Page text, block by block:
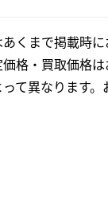
あくまで掲載時
格・買取価格
て異なります。